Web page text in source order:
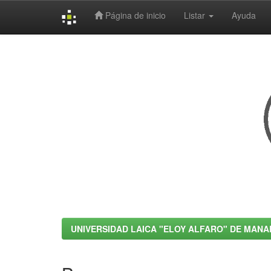
Página de inicio Listar Ayuda
UNIVERSIDAD LAICA "ELOY ALFARO" DE